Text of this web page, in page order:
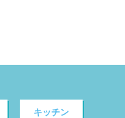
キッチン